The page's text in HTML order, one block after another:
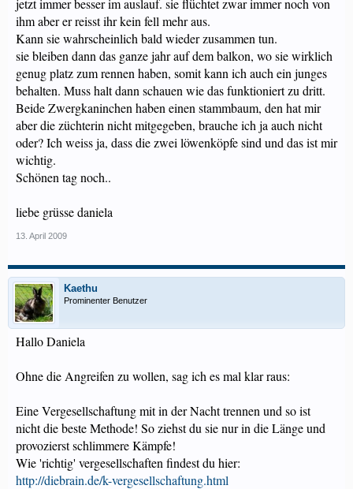
jetzt immer besser im auslauf. sie flüchtet zwar immer noch von
ihm aber er reisst ihr kein fell mehr aus.
Kann sie wahrscheinlich bald wieder zusammen tun.
sie bleiben dann das ganze jahr auf dem balkon, wo sie wirklich
genug platz zum rennen haben, somit kann ich auch ein junges
behalten. Muss halt dann schauen wie das funktioniert zu dritt.
Beide Zwergkaninchen haben einen stammbaum, den hat mir
aber die züchterin nicht mitgegeben, brauche ich ja auch nicht
oder? Ich weiss ja, dass die zwei löwenköpfe sind und das ist mir
wichtig.
Schönen tag noch..
liebe grüsse daniela
13. April 2009
Kaethu
Prominenter Benutzer
Hallo Daniela
Ohne die Angreifen zu wollen, sag ich es mal klar raus:
Eine Vergesellschaftung mit in der Nacht trennen und so ist
nicht die beste Methode! So ziehst du sie nur in die Länge und
provozierst schlimmere Kämpfe!
Wie 'richtig' vergesellschaften findest du hier:
http://diebrain.de/k-vergesellschaftung.html